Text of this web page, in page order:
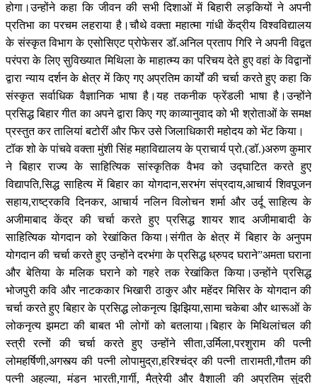
होगा।उन्होंने कहा कि जीवन की सभी दिशाओं में बिहारी लड़कियों ने अपनी
प्रतिभा का परचम लहराया है।चौथे वक्ता महात्मा गांधी केंद्रीय विश्वविद्यालय
के संस्कृत विभाग के एसोसिएट प्रोफेसर डॉ.अनिल प्रताप गिरि ने अपनी विद्वत
परंपरा के लिए सुविख्यात मिथिला के माहात्म्य का परिचय देते हुए वहां के विद्वानों
द्वारा न्याय दर्शन के क्षेत्र में किए गए अप्रतिम कार्यों की चर्चा करते हुए कहा कि
संस्कृत सर्वाधिक वैज्ञानिक भाषा है।यह तकनीक फ्रेंडली भाषा है।उन्होंने
प्रसिद्ध बिहार गीत का अपने द्वारा किए गए काव्यानुवाद को भी श्रोताओं के समक्ष
प्रस्तुत कर तालियां बटोरीं और फिर उसे जिलाधिकारी महोदय को भेंट किया।
टॉक शो के पांचवे वक्ता मुंशी सिंह महाविद्यालय के प्राचार्य प्रो.(डॉ.)अरुण कुमार
ने बिहार राज्य के साहित्यिक सांस्कृतिक वैभव को उद्घाटित करते हुए
विद्यापति,सिद्ध साहित्य में बिहार का योगदान,सरभंग संप्रदाय,आचार्य शिवपूजन
सहाय,राष्ट्रकवि दिनकर, आचार्य नलिन विलोचन शर्मा और उर्दू साहित्य के
अजीमाबाद केंद्र की चर्चा करते हुए प्रसिद्ध शायर शाद अजीमाबादी के
साहित्यिक योगदान को रेखांकित किया।संगीत के क्षेत्र में बिहार के अनुपम
योगदान की चर्चा करते हुए उन्होंने दरभंगा के प्रसिद्ध ध्रुपद घराने”अमता घराना
और बेतिया के मलिक घराने को गहरे तक रेखांकित किया।उन्होंने प्रसिद्ध
भोजपुरी कवि और नाटककार भिखारी ठाकुर और महेंदर मिसिर के योगदान की
चर्चा करते हुए बिहार के प्रसिद्ध लोकनृत्य झिझिया,सामा चकेबा और थारूओं के
लोकनृत्य झमटा की बाबत भी लोगों को बतलाया।बिहार के मिथिलांचल की
स्त्री रत्नों की चर्चा करते हुए उन्होंने सीता,उर्मिला,परशुराम की पत्नी
लोमहर्षिणी,अगस्त्य की पत्नी लोपामुद्रा,हरिश्चंद्र की पत्नी तारामती,गौतम की
पत्नी अहल्या, मंडन भारती,गार्गी, मैत्रेयी और वैशाली की अप्रतिम सुंदरी